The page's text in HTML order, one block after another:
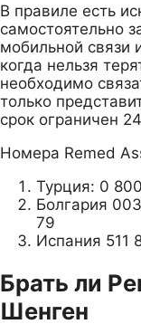
В правиле есть
самостоятельно
мобильной связи
когда нельзя
необходимо
только
срок ограничен
Номера Remed
Турция: 0
Болгария
79
Испания 511
Брать ли
Шенген